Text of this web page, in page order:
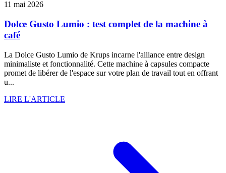
11 mai 2026
Dolce Gusto Lumio : test complet de la machine à
café
La Dolce Gusto Lumio de Krups incarne l'alliance entre design
minimaliste et fonctionnalité. Cette machine à capsules compacte
promet de libérer de l'espace sur votre plan de travail tout en offrant
u...
LIRE L'ARTICLE